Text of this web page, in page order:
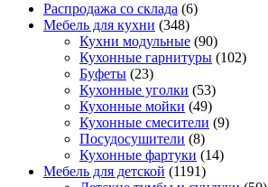
Распродажа со склада (6)
Мебель для кухни (348)
Кухни модульные (90)
Кухонные гарнитуры (102)
Буфеты (23)
Кухонные уголки (53)
Кухонные мойки (49)
Кухонные смесители (9)
Посудосушители (8)
Кухонные фартуки (14)
Мебель для детской (1191)